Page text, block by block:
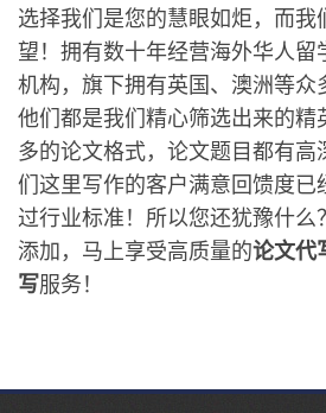
选择我们是您的慧眼如炬，而我
望！拥有数十年经营海外华人留
机构，旗下拥有英国、澳洲等众
他们都是我们精心筛选出来的精
多的论文格式，论文题目都有
们这里写作的客户满意回馈度已
过行业标准！所以您还犹豫什么
添加，马上享受高质量的论文代
写服务！